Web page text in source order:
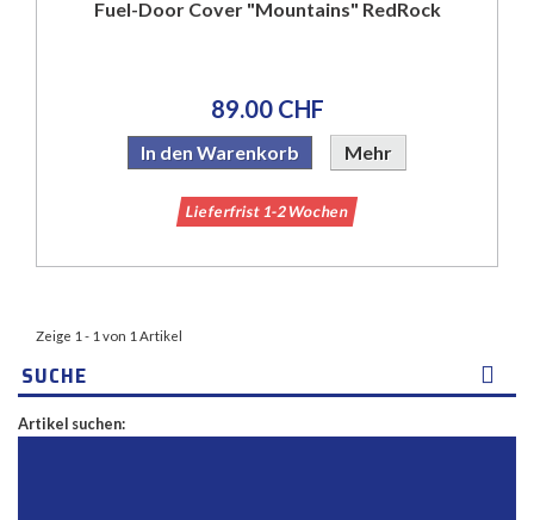
Fuel-Door Cover "Mountains" RedRock
89.00 CHF
In den Warenkorb Mehr
Lieferfrist 1-2 Wochen
Zeige 1 - 1 von 1 Artikel
SUCHE
Artikel suchen: